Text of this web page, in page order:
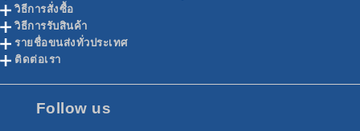
วิธีการสั่งซื้อ
วิธีการรับสินค้า
รายชื่อขนส่งทั่วประเทศ
ติดต่อเรา
Follow us